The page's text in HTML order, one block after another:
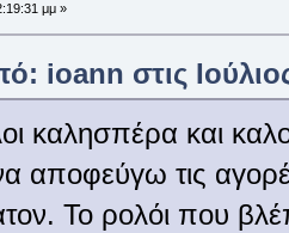
μμ »
ioann στις
καλησπέρα και
αποφεύγω τις
Το ρολόι που